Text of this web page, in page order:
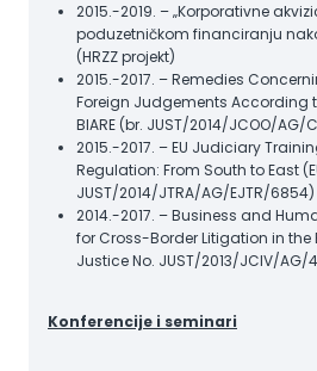
2015.-2019. – „Korporativne
poduzetničkom financiranju
(HRZZ projekt)
2015.-2017. – Remedies
Foreign Judgements According
BIARE (br. JUST/2014/JCOO/AG/
2015.-2017. – EU Judiciary
Regulation: From South to East
JUST/2014/JTRA/AG/EJTR/6854)
2014.-2017. – Business and
for Cross-Border Litigation in the
Justice No. JUST/2013/JCIV/AG/
Konferencije i seminari